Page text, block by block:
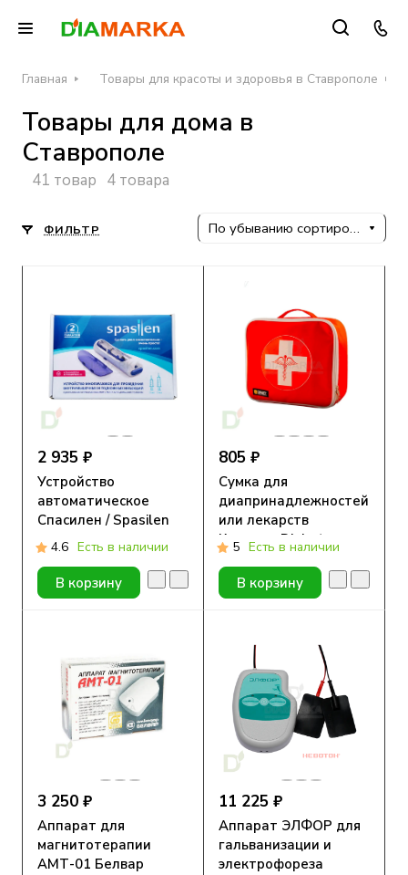
Главная Товары для красоты и здоровья в Ставрополе
Товары для дома в
Ставрополе
41 товар 4 товара
ФИЛЬТР По убыванию сортировки
2 935 ₽
Устройство
автоматическое
Спасилен / Spasilen
для
самостоятельного
проведения инъекций
4.6 Есть в наличии
В корзину
805 ₽
Сумка для
диапринадлежностей
или лекарств
Красная, Diabet-
aksessuar
5 Есть в наличии
В корзину
3 250 ₽
Аппарат для
магнитотерапии
АМТ-01 Белвар
11 225 ₽
Аппарат ЭЛФОР для
гальванизации и
электрофореза